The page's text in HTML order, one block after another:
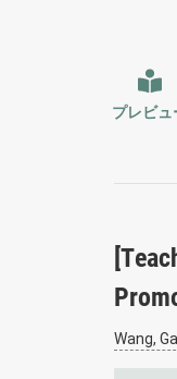
プレビュ
Wang,